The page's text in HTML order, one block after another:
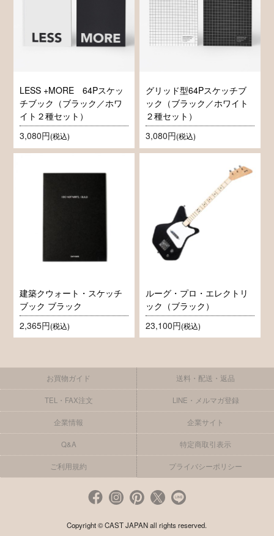
LESS +MORE 64Pスケッ
チブック（ブラック／ホワ
イト２種セット）
3,080円(税込)
グリッド型64Pスケッチブ
ック（ブラック／ホワイト
２種セット）
3,080円(税込)
建築クウォート・スケッチ
ブック ブラック
2,365円(税込)
ルーグ・プロ・エレクトリ
ック（ブラック）
23,100円(税込)
お買物ガイド 送料・配送・返品
TEL・FAX注文 LINE・メルマガ登録
企業情報 企業サイト
Q&A 特定商取引表示
ご利用規約 プライバシーポリシー
Copyright © CAST JAPAN all rights reserved.